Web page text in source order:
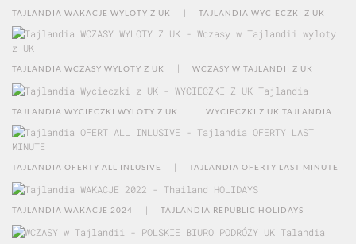
TAJLANDIA WAKACJE WYLOTY Z UK | TAJLANDIA WYCIECZKI Z UK
TAJLANDIA WCZASY WYLOTY Z UK | WCZASY W TAJLANDII Z UK
TAJLANDIA WYCIECZKI WYLOTY Z UK | WYCIECZKI Z UK TAJLANDIA
TAJLANDIA OFERTY ALL INLUSIVE | TAJLANDIA OFERTY LAST MINUTE
TAJLANDIA WAKACJE 2024 | TAJLANDIA REPUBLIC HOLIDAYS